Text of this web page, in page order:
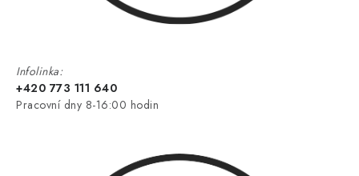
Infolinka:
+420 773 111 640
Pracovní dny 8-16:00 hodin